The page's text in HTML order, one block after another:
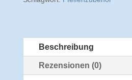
Beschreibung
Rezensionen (0)